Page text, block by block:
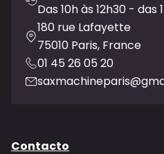
Das 10h às 12h30 - das
180 rue Lafayette
75010 Paris, France
01 45 26 05 20
Contacto